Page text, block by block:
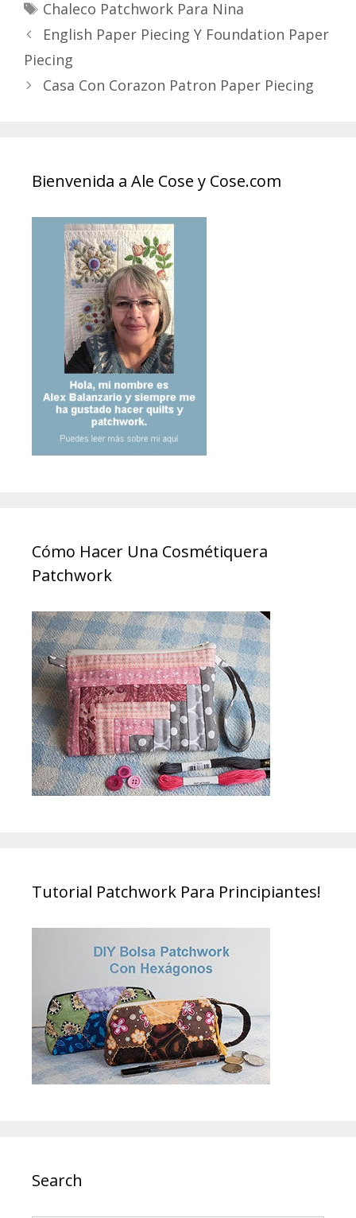
Tags
Chaleco Patchwork Para Nina
English Paper Piecing Y Foundation Paper
Piecing
Casa Con Corazon Patron Paper Piecing
Bienvenida a Ale Cose y Cose.com
Cómo Hacer Una Cosmétiquera
Patchwork
Tutorial Patchwork Para Principiantes!
Search